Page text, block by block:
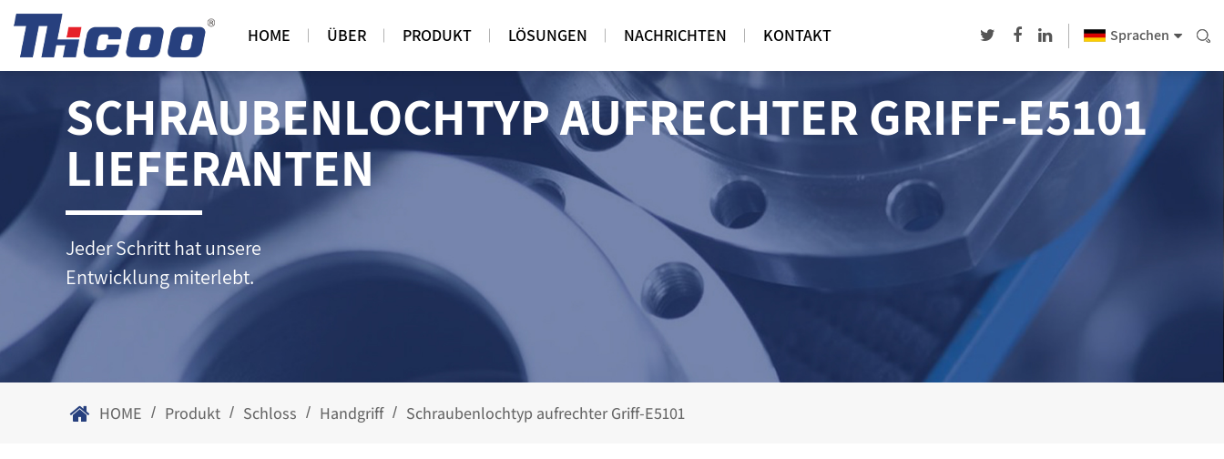
HOME ÜBER PRODUKT LÖSUNGEN NACHRICHTEN KONTAKT Sprachen
SCHRAUBENLOCHTYP AUFRECHTER GRIFF-E5101
LIEFERANTEN
Jeder Schritt hat unsere
Entwicklung miterlebt.
HOME / Produkt / Schloss / Handgriff / Schraubenlochtyp aufrechter Griff-E5101